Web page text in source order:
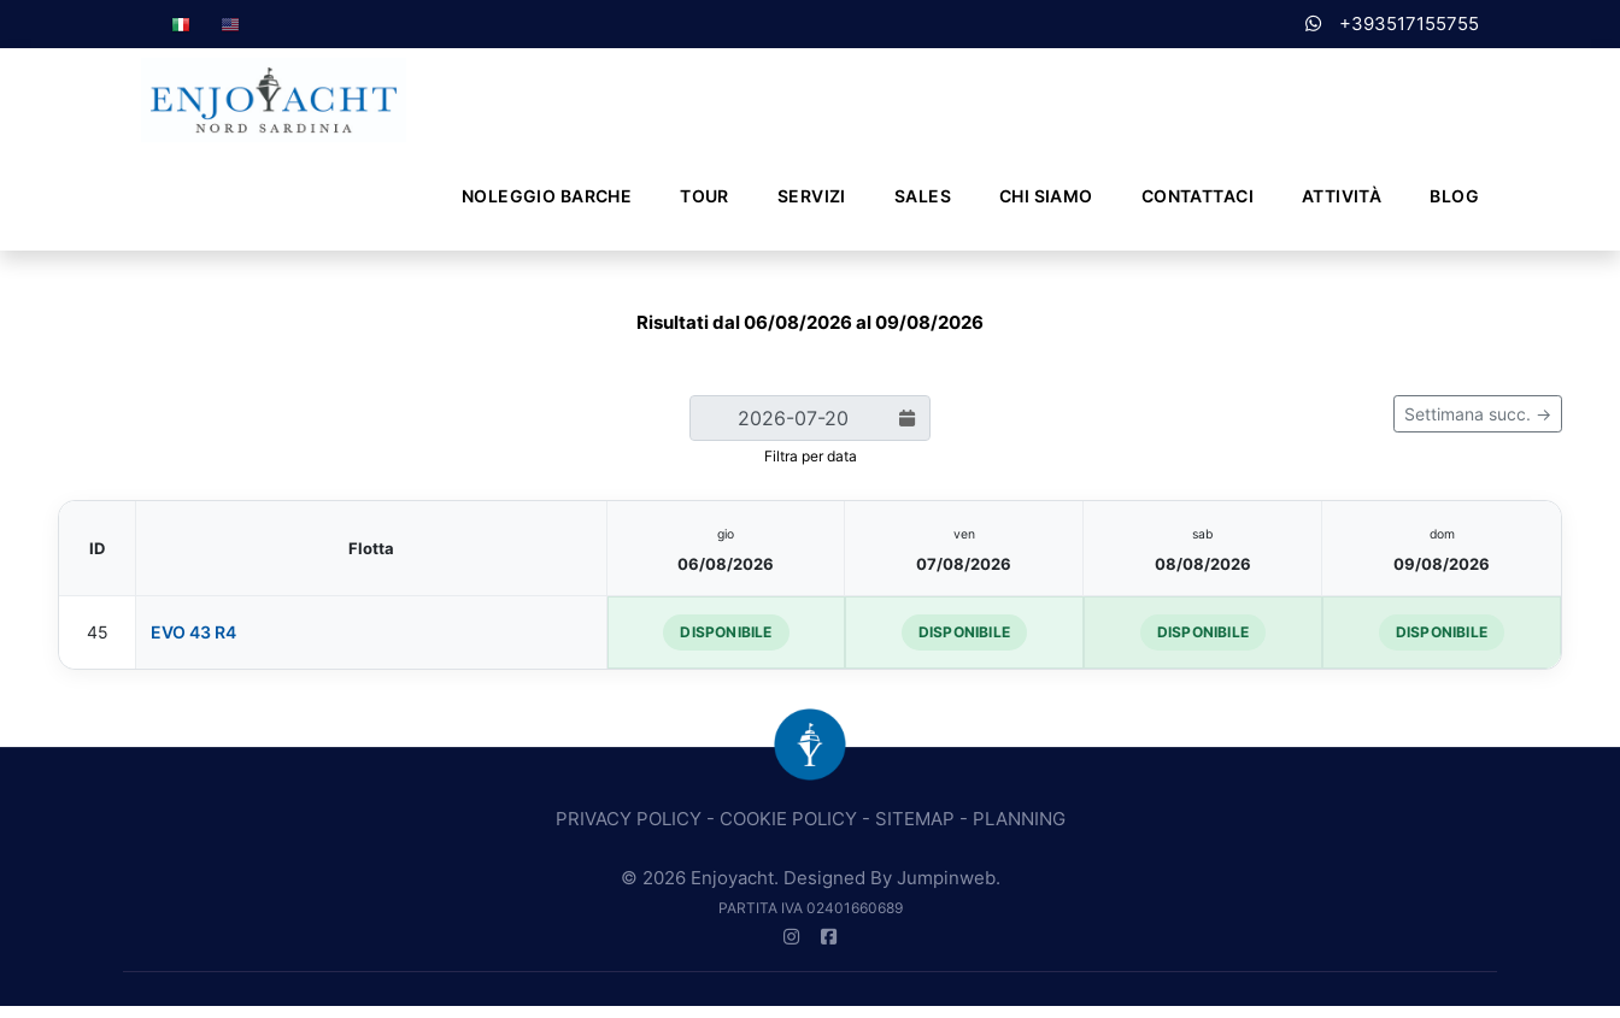
+393517155755
NOLEGGIO BARCHE TOUR SERVIZI SALES CHI SIAMO CONTATTACI ATTIVITÀ BLOG
Risultati dal 06/08/2026 al 09/08/2026
Filtra per data
Settimana succ. →
ID Flotta
gio
06/08/2026
ven
07/08/2026
sab
08/08/2026
dom
09/08/2026
45 EVO 43 R4 DISPONIBILE DISPONIBILE DISPONIBILE DISPONIBILE
PRIVACY POLICY- COOKIE POLICY- SITEMAP - PLANNING
© 2026 Enjoyacht. Designed By Jumpinweb.
PARTITA IVA 02401660689